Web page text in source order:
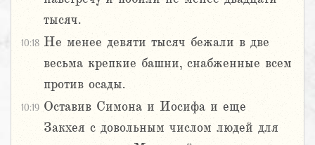
тысяч.
10:18 Не менее девяти тысяч бежали в две
весьма крепкие башни, снабженные всем
против осады.
10:19 Оставив Симона и Иосифа и еще
Закхея с довольным числом людей для